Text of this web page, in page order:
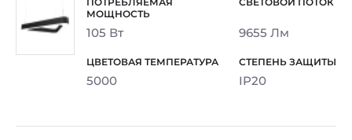
105 Вт 9655 Лм
5000 IP20